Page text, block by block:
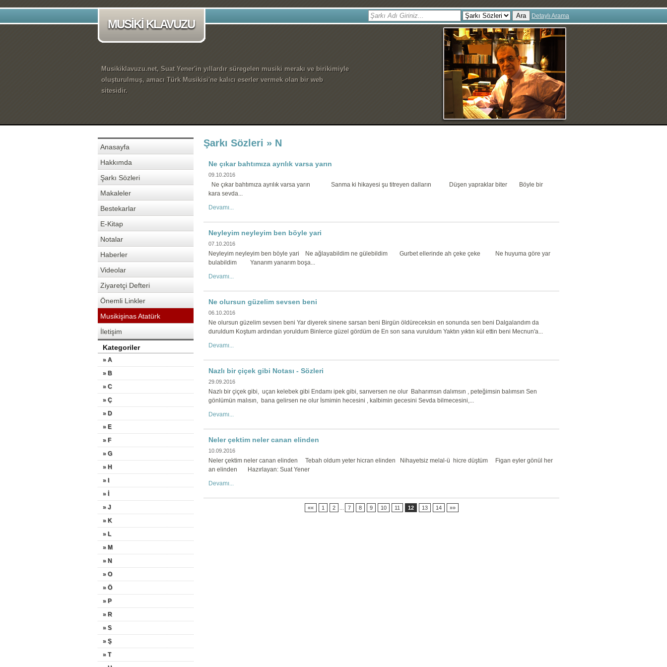
MUSİKİ KLAVUZU
Ara Detaylı Arama
Musikiklavuzu.net, Suat Yener'in yıllardır süregelen musiki merakı ve birikimiyle
oluşturulmuş, amacı Türk Musikisi'ne kalıcı eserler vermek olan bir web
sitesidir.
Anasayfa
Hakkımda
Şarkı Sözleri
Makaleler
Bestekarlar
E-Kitap
Notalar
Haberler
Videolar
Ziyaretçi Defteri
Önemli Linkler
Musikişinas Atatürk
İletişim
Kategoriler
» A
» B
» C
» Ç
» D
» E
» F
» G
» H
» I
» İ
» J
» K
» L
» M
» N
» O
» Ö
» P
» R
» S
» Ş
» T
Şarkı Sözleri » N
Ne çıkar bahtımıza ayrılık varsa yarın
09.10.2016
Ne çıkar bahtımıza ayrılık varsa yarın Sanma ki hikayesi şu titreyen dalların Düşen yapraklar biter Böyle bir
kara sevda...
Devamı...
Neyleyim neyleyim ben böyle yari
07.10.2016
Neyleyim neyleyim ben böyle yari Ne ağlayabildim ne gülebildim Gurbet ellerinde ah çeke çeke Ne huyuma göre yar
bulabildim Yanarım yanarım boşa...
Devamı...
Ne olursun güzelim sevsen beni
06.10.2016
Ne olursun güzelim sevsen beni Yar diyerek sinene sarsan beni Birgün öldüreceksin en sonunda sen beni Dalgalandım da
duruldum Koştum ardından yoruldum Binlerce güzel gördüm de En son sana vuruldum Yaktın yıktın kül ettin beni Mecnun'a...
Devamı...
Nazlı bir çiçek gibi Notası - Sözleri
29.09.2016
Nazlı bir çiçek gibi, uçan kelebek gibi Endamı ipek gibi, sarıversen ne olur Baharımsın dalımsın , peteğimsin balımsın Sen
gönlümün malısın, bana gelirsen ne olur İsmimin hecesini , kalbimin gecesini Sevda bilmecesini,...
Devamı...
Neler çektim neler canan elinden
10.09.2016
Neler çektim neler canan elinden Tebah oldum yeter hicran elinden Nihayetsiz melal-ü hicre düştüm Figan eyler gönül her
an elinden Hazırlayan: Suat Yener
Devamı...
«« 1 2 7 8 9 10 11 12 13 14 »»